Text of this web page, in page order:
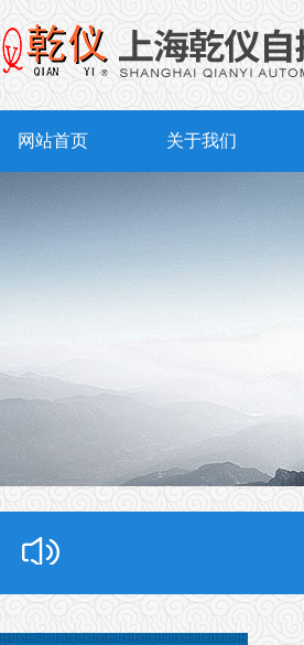
网站首页 关于我们